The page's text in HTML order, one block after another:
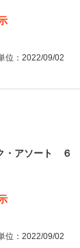
位：2022/09/02
・アソート ６
位：2022/09/02